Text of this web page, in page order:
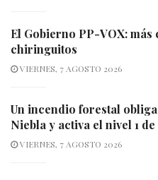
El Gobierno PP-VOX:
chiringuitos
VIERNES, 7 AGOSTO 2026
Un incendio forestal
Niebla y activa el nivel 1
VIERNES, 7 AGOSTO 2026